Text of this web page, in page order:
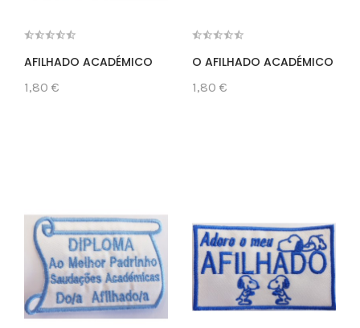
AFILHADO ACADÉMICO
1,80 €
O AFILHADO ACADÉMICO
1,80 €